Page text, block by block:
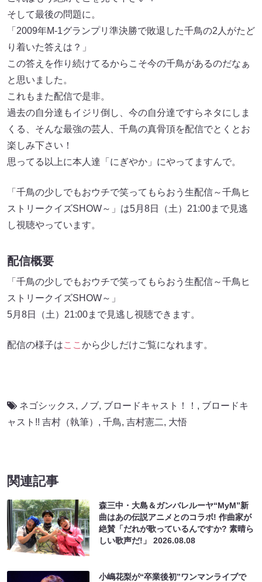
そして最後の問題に。
「2009年M-1グランプリ準決勝で敗退した千鳥の2人がたど
り着いた答えは？」
この答えを作り続けてるからこそ今の千鳥があるのだなぁ
と思いました。
これもまた配信で是非。
過去の自分達もイジリ倒し、今の自分達ですらネタにしま
くる、そんな最強の芸人、千鳥の真骨頂を配信でとくとお
楽しみ下さい！
思ってる以上に本人達「にぎやか」にやってますんで。
「千鳥の少しでもおウチで笑ってもらおう生配信～千鳥ヒ
ストリークイズSHOW～」は5月8日（土）21:00まで見逃
し視聴やっています。
配信概要
「千鳥の少しでもおウチで笑ってもらおう生配信～千鳥ヒ
ストリークイズSHOW～」
5月8日（土）21:00まで見逃し視聴できます。
配信の様子はここ から少しだけご覧になれます。
ネゴシックス, ノブ, ブロードキャスト！！ , ブロードキ
ャスト!! 吉村（執筆） , 千鳥, 吉村憲二, 大悟
関連記事
森三中・大島＆ガンバレルーヤ“MyM”新
曲はあの伝説アニメとのコラボ! 作曲家が
絶賛「だれが歌っているんですか? 素晴ら
しい歌声だ!」2026.08.08
小嶋花梨が“卒業後初”ワンマンライブで